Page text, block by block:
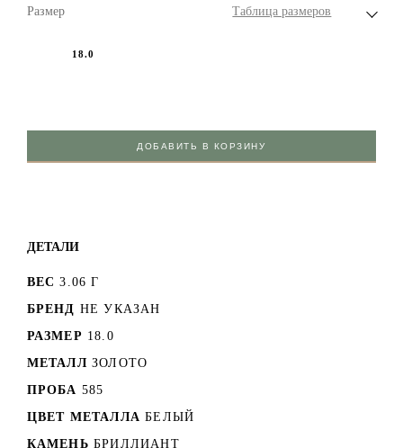
Размер Таблица размеров
18.0
ДОБАВИТЬ В КОРЗИНУ
ДЕТАЛИ
ВЕС 3.06 Г
БРЕНД НЕ УКАЗАН
РАЗМЕР 18.0
МЕТАЛЛ ЗОЛОТО
ПРОБА 585
ЦВЕТ МЕТАЛЛА БЕЛЫЙ
КАМЕНЬ БРИЛЛИАНТ